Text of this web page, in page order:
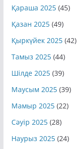
Қараша 2025(45)
Қазан 2025(49)
Қыркүйек 2025(42)
Тамыз 2025(44)
Шілде 2025(39)
Маусым 2025(39)
Мамыр 2025(22)
Сәуір 2025(28)
Наурыз 2025(24)